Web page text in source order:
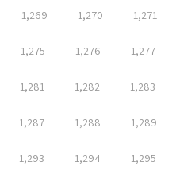
1,269 1,270 1,271
1,275 1,276 1,277
1,281 1,282 1,283
1,287 1,288 1,289
1,293 1,294 1,295